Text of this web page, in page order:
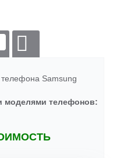
Samsung
моделями телефонов: